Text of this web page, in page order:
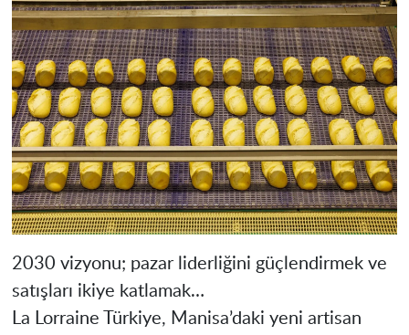
2030 vizyonu; pazar liderliğini güçlendirmek ve
satışları ikiye katlamak…
La Lorraine Türkiye, Manisa’daki yeni artisan